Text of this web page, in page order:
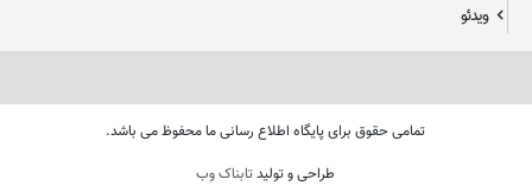
ویدئو
تمامی حقوق برای پایگاه اطلاع رسانی ما محفوظ می باشد.
طراحی و تولیدتابناک وب